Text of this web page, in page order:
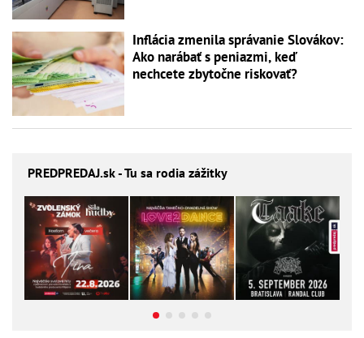
Inflácia zmenila správanie Slovákov:
Ako narábať s peniazmi, keď
nechcete zbytočne riskovať?
PREDPREDAJ.sk - Tu sa rodia zážitky